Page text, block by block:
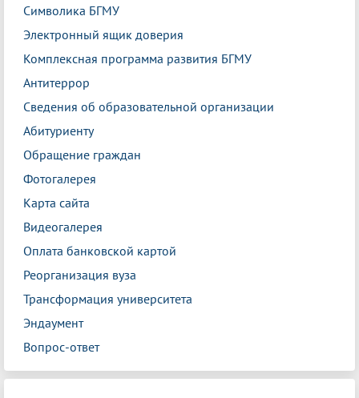
Символика БГМУ
Электронный ящик доверия
Комплексная программа развития БГМУ
Антитеррор
Сведения об образовательной организации
Абитуриенту
Обращение граждан
Фотогалерея
Карта сайта
Видеогалерея
Оплата банковской картой
Реорганизация вуза
Трансформация университета
Эндаумент
Вопрос-ответ